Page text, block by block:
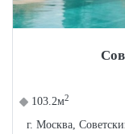
103.2м2
г. Москва,